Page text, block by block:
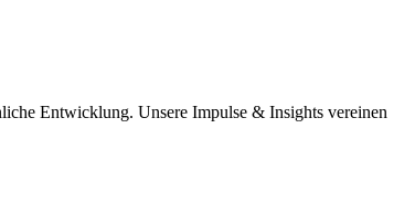
Entwicklung. Unsere Impulse & Insights vereinen